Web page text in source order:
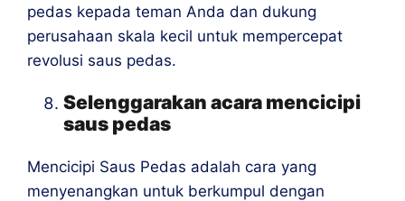
pedas kepada teman Anda dan dukung
perusahaan skala kecil untuk mempercepat
revolusi saus pedas.
Selenggarakan acara mencicipi
saus pedas
Mencicipi Saus Pedas adalah cara yang
menyenangkan untuk berkumpul dengan